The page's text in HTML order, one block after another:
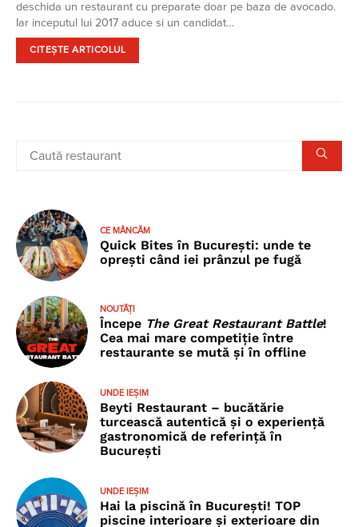
deschida un restaurant cu preparate doar pe baza de avocado.
Iar inceputul lui 2017 aduce si un candidat…
CITEȘTE ARTICOLUL
CE MÂNCĂM
Quick Bites în București: unde te
oprești când iei prânzul pe fugă
NOUTĂȚI
Începe The Great Restaurant Battle!
Cea mai mare competiție între
restaurante se mută și în offline
UNDE IEȘIM
Beyti Restaurant – bucătărie
turcească autentică și o experiență
gastronomică de referință în
București
UNDE IEȘIM
Hai la piscină în București! TOP
piscine interioare și exterioare din